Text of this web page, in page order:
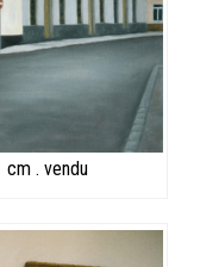
cm . vendu